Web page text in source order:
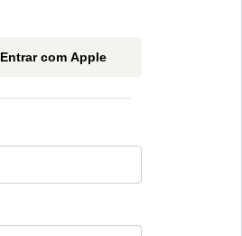
Entrar com Apple